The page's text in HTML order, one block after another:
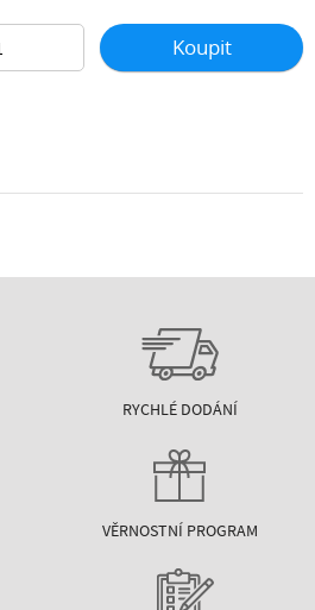
Koupit
RYCHLÉ DODÁNÍ
VĚRNOSTNÍ PROGRAM